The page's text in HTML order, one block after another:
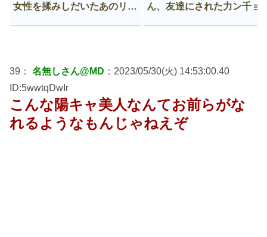
女性を揉みしだいたあのリー
ん、友達にされた力ン千ョ
39： 名無しさん@MD ：2023/05/30(火) 14:53:00.40
ID:5wwtqDwIr
こんな陽キャ美人なんてお前らがな
れるようなもんじゃねえぞ